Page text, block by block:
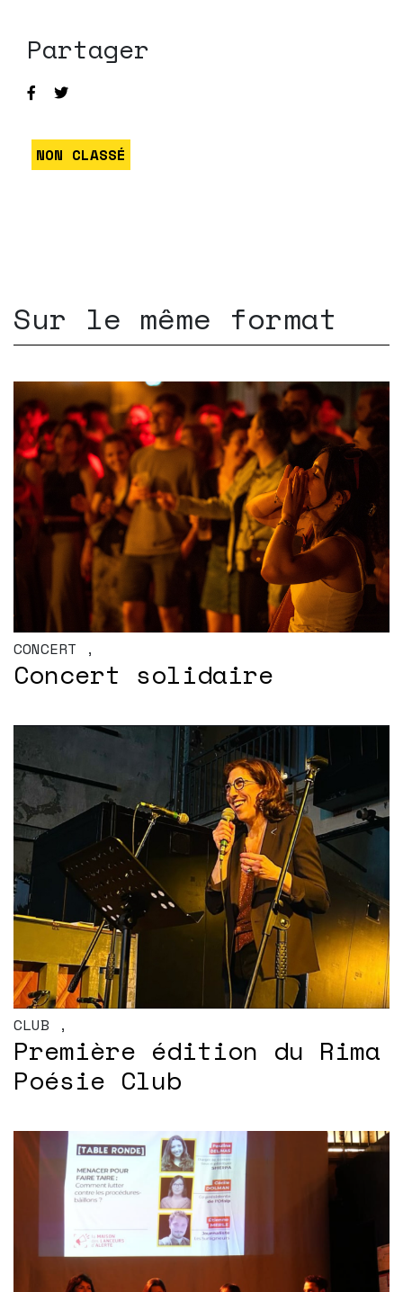
Partager
NON CLASSÉ
Sur le même format
CONCERT ,
Concert solidaire
CLUB ,
Première édition du Rima
Poésie Club